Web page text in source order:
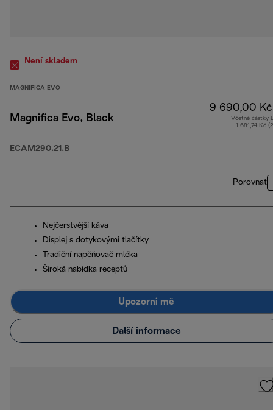
Není skladem
MAGNIFICA EVO
Magnifica Evo, Black
ECAM290.21.B
9 690,00 Kč
Včetně částky
1 681,74 Kč
Porovnat
Nejčerstvější káva
Displej s dotykovými tlačítky
Tradiční napěňovač mléka
Široká nabídka receptů
Upozorni mě
Další informace